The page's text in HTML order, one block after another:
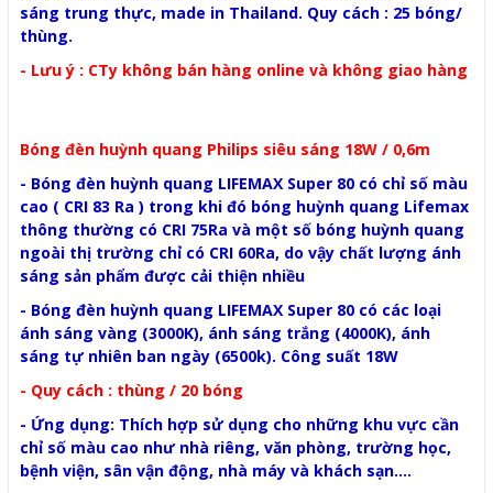
sáng trung thực, made in Thailand. Quy cách : 25 bóng/
thùng.
- Lưu ý : CTy không bán hàng online và không giao hàng
Bóng đèn huỳnh quang Philips siêu sáng 18W / 0,6m
- Bóng đèn huỳnh quang LIFEMAX Super 80 có chỉ số màu
cao ( CRI 83 Ra ) trong khi đó bóng huỳnh quang Lifemax
thông thường có CRI 75Ra và một số bóng huỳnh quang
ngoài thị trường chỉ có CRI 60Ra, do vậy chất lượng ánh
sáng sản phẩm được cải thiện nhiều
- Bóng đèn huỳnh quang LIFEMAX Super 80 có các loại
ánh sáng vàng (3000K), ánh sáng trắng (4000K), ánh
sáng tự nhiên ban ngày (6500k). Công suất 18W
- Quy cách : thùng / 20 bóng
- Ứng dụng: Thích hợp sử dụng cho những khu vực cần
chỉ số màu cao như nhà riêng, văn phòng, trường học,
bệnh viện, sân vận động, nhà máy và khách sạn....